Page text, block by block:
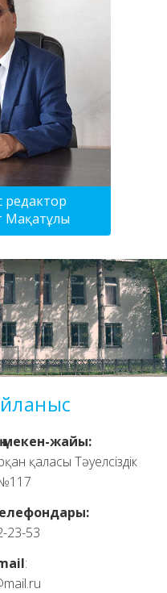
редактор
Мақатұлы
мекен-жайы:
қаласы Тәуелсіздік
23-53
: